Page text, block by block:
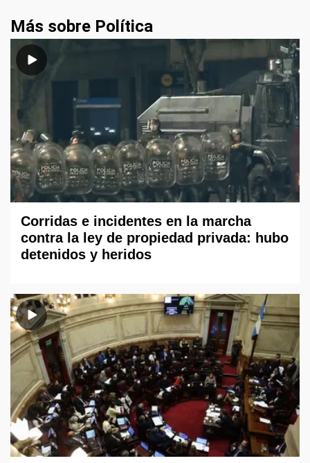
Más sobre Política
Corridas e incidentes en la marcha
contra la ley de propiedad privada: hubo
detenidos y heridos